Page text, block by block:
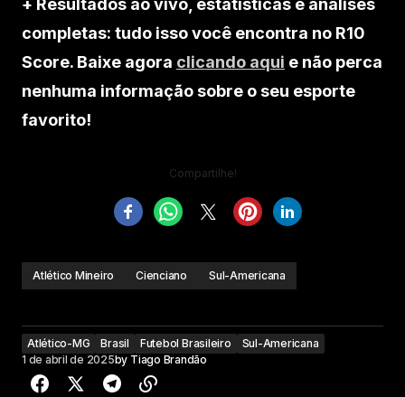
completas: tudo isso você encontra no R10
Score. Baixe agora clicando aqui e não perca
nenhuma informação sobre o seu esporte
favorito!
Compartilhe!
Atlético Mineiro Cienciano Sul-Americana
Atlético-MG Brasil Futebol Brasileiro
Sul-Americana
1 de abril de 2025by Tiago Brandão